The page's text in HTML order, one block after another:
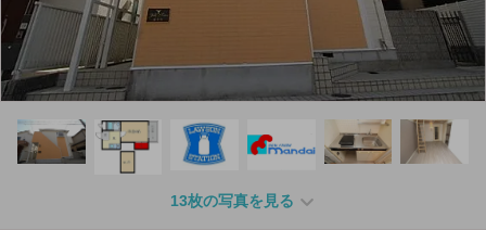
13枚の写真を見る